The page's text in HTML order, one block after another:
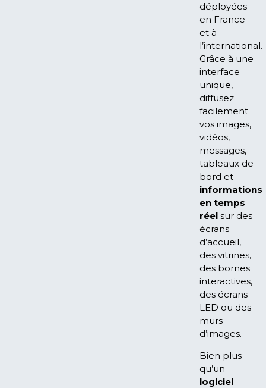
déployées
en France
et à
l’international.
Grâce à une
interface
unique,
diffusez
facilement
vos images,
vidéos,
messages,
tableaux de
bord et
informations
en temps
réel sur des
écrans
d’accueil,
des vitrines,
des bornes
interactives,
des écrans
LED ou des
murs
d’images.
Bien plus
qu’un
logiciel